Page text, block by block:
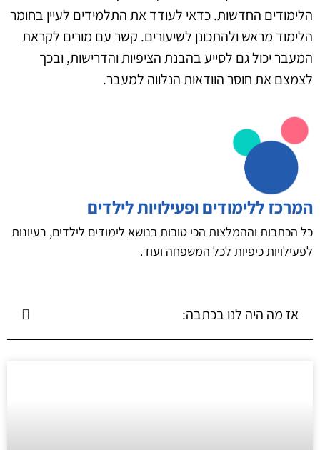
הלימודים החדשות. כדאי לעודד את התלמידים לעיין בחומר
הלימוד מראש ולהתכונן לשיעורים. קשר עם מורים לקראת
המעבר יכול גם לסייע בהבנת הציפיות והדרישות, ובכך
לצמצם את חוסר הוודאות הנלווה למעבר.
המרכז ללימודים ופעילויות לילדים
כל הכתבות וההמלצות הכי טובות בנושא לימודים לילדים, רעיונות
לפעילויות כיפיות לכל המשפחה ועוד.
אז מה היה לנו בכתבה: